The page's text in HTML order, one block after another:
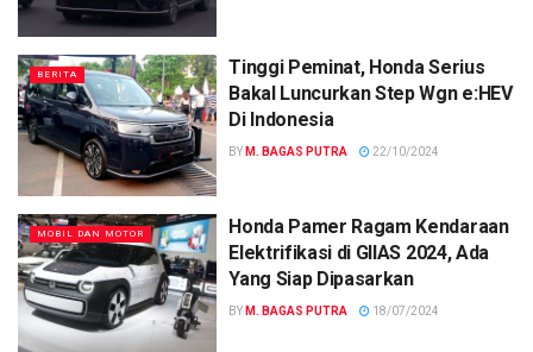
BERITA
Tinggi Peminat, Honda Serius
Bakal Luncurkan Step Wgn e:HEV
Di Indonesia
BY M. BAGAS PUTRA 22/10/2024
MOBIL DAN MOTOR
Honda Pamer Ragam Kendaraan
Elektrifikasi di GIIAS 2024, Ada
Yang Siap Dipasarkan
BY M. BAGAS PUTRA 18/07/2024